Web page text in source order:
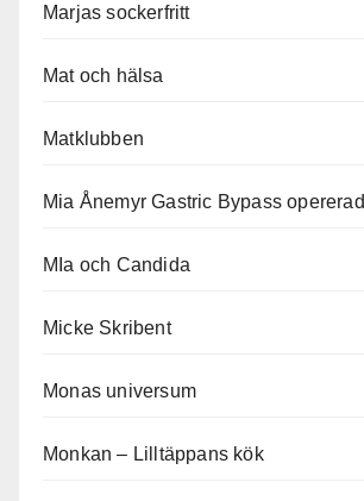
Marjas sockerfritt
Mat och hälsa
Matklubben
Mia Ånemyr Gastric Bypass opererad
MIa och Candida
Micke Skribent
Monas universum
Monkan – Lilltäppans kök